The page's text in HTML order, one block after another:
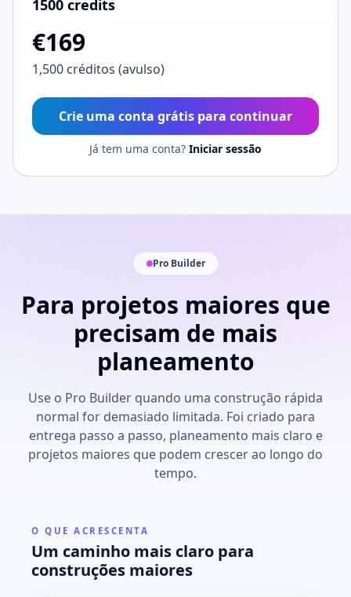
1500 credits
€169
1,500 créditos (avulso)
Crie uma conta grátis para continuar
Já tem uma conta? Iniciar sessão
Pro Builder
Para projetos maiores que
precisam de mais
planeamento
Use o Pro Builder quando uma construção rápida
normal for demasiado limitada. Foi criado para
entrega passo a passo, planeamento mais claro e
projetos maiores que podem crescer ao longo do
tempo.
O QUE ACRESCENTA
Um caminho mais claro para
construções maiores